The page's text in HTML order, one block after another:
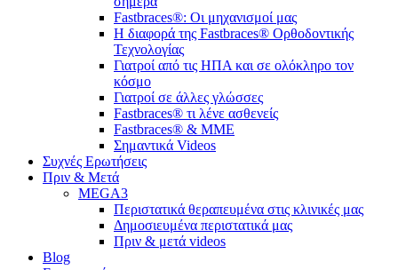
Fastbraces®: Οι μηχανισμοί μας
Η διαφορά της Fastbraces® Ορθοδοντικής
Τεχνολογίας
Γιατροί από τις ΗΠΑ και σε ολόκληρο τον
κόσμο
Γιατροί σε άλλες γλώσσες
Fastbraces® τι λένε ασθενείς
Fastbraces® & ΜΜΕ
Σημαντικά Videos
Συχνές Ερωτήσεις
Πριν & Μετά
MEGA3
Περιστατικά θεραπευμένα στις κλινικές μας
Δημοσιευμένα περιστατικά μας
Πριν & μετά videos
Blog